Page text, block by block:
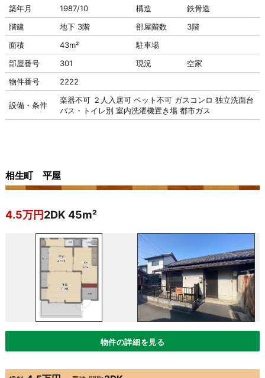
築年月 1987/10 構造
鉄骨造
階建
地下 3階 部屋階数
3階
面積
43m²
駐車場
部屋番号
301 現況
空家
物件番号
2222
設備・条件
楽器不可 ２人入居可 ペット不可 ガスコンロ 独立洗面台
バス・トイレ別 室内洗濯機置き場 都市ガス
相生町 平屋
4.5万円2DK 45m²
物件の詳細を見る